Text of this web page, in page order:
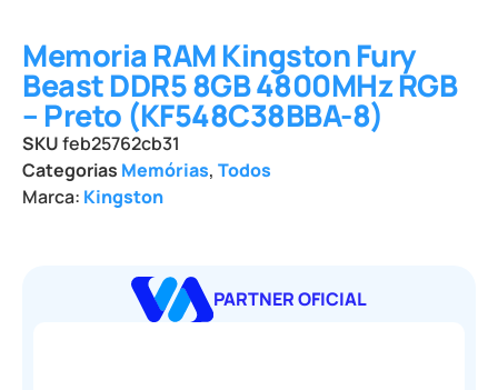
Memoria RAM Kingston Fury
Beast DDR5 8GB 4800MHz RGB
– Preto (KF548C38BBA-8)
SKUfeb25762cb31
Categorias Memórias, Todos
Marca: Kingston
PARTNER OFICIAL